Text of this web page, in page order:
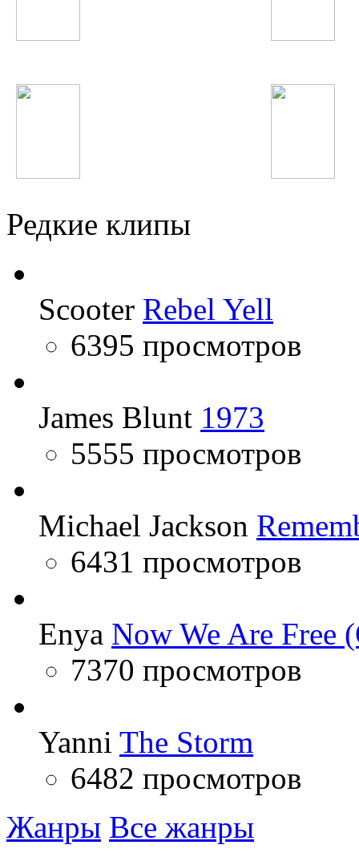
Редкие клипы
Scooter Rebel Yell
6395 просмотров
James Blunt 1973
5555 просмотров
Michael Jackson
6431 просмотров
Enya Now We Are Free
7370 просмотров
Yanni The Storm
6482 просмотров
Жанры Все жанры